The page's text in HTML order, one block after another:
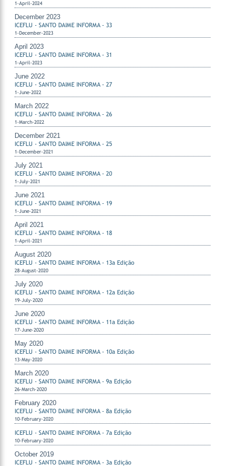
1-April-2024
December 2023
ICEFLU - SANTO DAIME INFORMA - 33
1-December-2023
April 2023
ICEFLU - SANTO DAIME INFORMA - 31
1-April-2023
June 2022
ICEFLU - SANTO DAIME INFORMA - 27
1-June-2022
March 2022
ICEFLU - SANTO DAIME INFORMA - 26
1-March-2022
December 2021
ICEFLU - SANTO DAIME INFORMA - 25
1-December-2021
July 2021
ICEFLU - SANTO DAIME INFORMA - 20
1-July-2021
June 2021
ICEFLU - SANTO DAIME INFORMA - 19
1-June-2021
April 2021
ICEFLU - SANTO DAIME INFORMA - 18
1-April-2021
August 2020
ICEFLU - SANTO DAIME INFORMA - 13a Edição
28-August-2020
July 2020
ICEFLU - SANTO DAIME INFORMA - 12a Edição
19-July-2020
June 2020
ICEFLU - SANTO DAIME INFORMA - 11a Edição
17-June-2020
May 2020
ICEFLU - SANTO DAIME INFORMA - 10a Edição
13-May-2020
March 2020
ICEFLU - SANTO DAIME INFORMA - 9a Edição
26-March-2020
February 2020
ICEFLU - SANTO DAIME INFORMA - 8a Edição
10-February-2020
ICEFLU - SANTO DAIME INFORMA - 7a Edição
10-February-2020
October 2019
ICEFLU - SANTO DAIME INFORMA - 3a Edição